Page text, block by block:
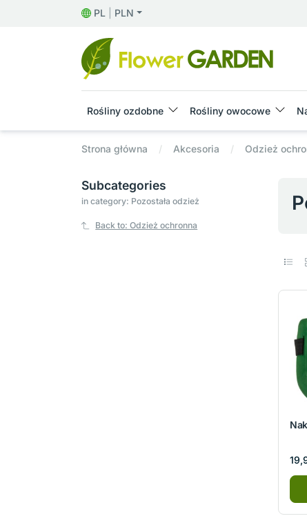
PL PLN
Rośliny ozdobne Rośliny owocowe
Strona główna Akcesoria Odzież
Subcategories
in category: Pozostała odzież
Back to: Odzież ochronna